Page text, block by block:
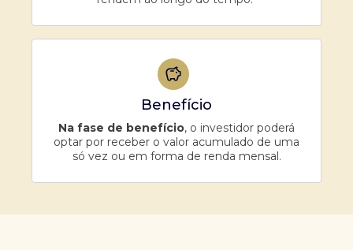
Benefício
Na fase de benefício, o investidor poderá
optar por receber o valor acumulado de uma
só vez ou em forma de renda mensal.